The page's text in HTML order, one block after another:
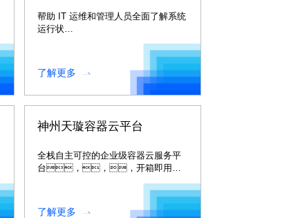
帮助 IT 运维和管理人员全面了解系统
运行状
态，，，，
性。。。。
了解更多
神州天璇容器云平台
全栈自主可控的企业级容器云服务平
台，，，开箱即用的
理。。。。
了解更多